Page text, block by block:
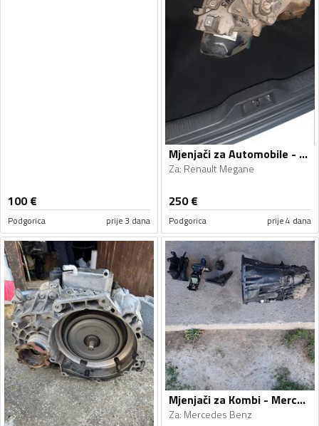
100€
Podgorica prije 3 dana
Mjenjači za Automobile - Renault - Megane - 2011, 2013
Za: Renault Megane
250€
Podgorica prije 4 dana
Mjenjači za Kombi - Mercedes Benz - 2004
Za: Mercedes Benz